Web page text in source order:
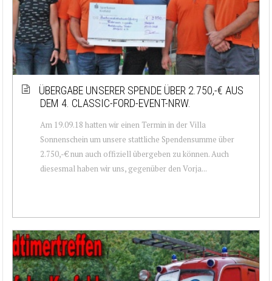
ÜBERGABE UNSERER SPENDE ÜBER 2.750,-€ AUS
DEM 4. CLASSIC-FORD-EVENT-NRW.
Am 19.09.18 hatten wir einen Termin in der Villa
Sonnenschein um unsere stattliche Spendensumme über
2.750,-€ nun auch offiziell übergeben zu können. Auch
diesesmal haben wir uns, gegenüber den Vorja...